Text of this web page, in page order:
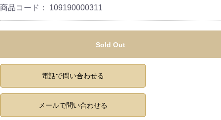
商品コード： 109190000311
Sold Out
電話で問い合わせる
メールで問い合わせる